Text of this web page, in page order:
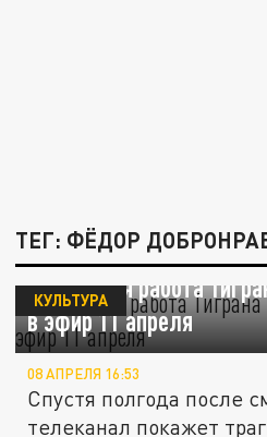
ТЕГ: ФЁДОР
Последняя работа
в эфир 11 апреля
КУЛЬТУРА
08 АПРЕЛЯ 16:53
Спустя полгода после
телеканал покажет